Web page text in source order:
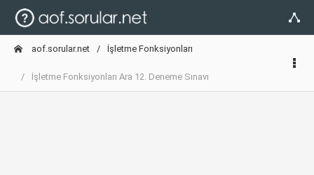
aof.sorular.net İşletme Fonksiyonları
İşletme Fonksiyonları Ara 12. Deneme Sınavı